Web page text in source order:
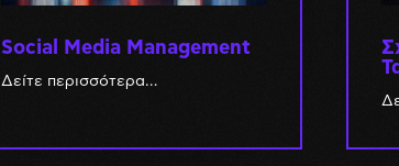
Social Media Management
Δείτε περισσότερα…